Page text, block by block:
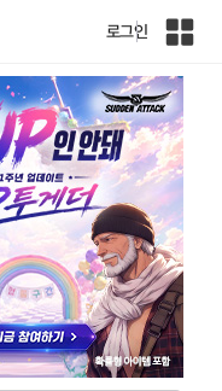
로그인
인
전
사
이
트